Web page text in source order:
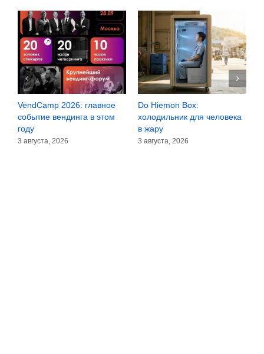
VendCamp 2026: главное
событие вендинга в этом
году
3 августа, 2026
Do Hiemon Box:
холодильник для человека
в жару
3 августа, 2026